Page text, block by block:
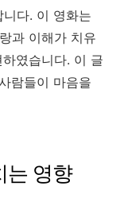
다. 이 영화는
과 이해가 치유
였습니다. 이 글
람들이 마음을
는 영향